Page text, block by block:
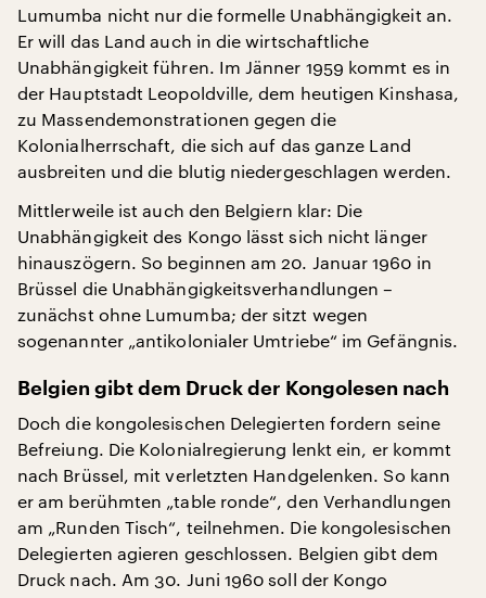
Lumumba nicht nur die formelle Unabhängigkeit an.
Er will das Land auch in die wirtschaftliche
Unabhängigkeit führen. Im Jänner 1959 kommt es in
der Hauptstadt Leopoldville, dem heutigen Kinshasa,
zu Massendemonstrationen gegen die
Kolonialherrschaft, die sich auf das ganze Land
ausbreiten und die blutig niedergeschlagen werden.
Mittlerweile ist auch den Belgiern klar: Die
Unabhängigkeit des Kongo lässt sich nicht länger
hinauszögern. So beginnen am 20. Januar 1960 in
Brüssel die Unabhängigkeitsverhandlungen –
zunächst ohne Lumumba; der sitzt wegen
sogenannter „antikolonialer Umtriebe“ im Gefängnis.
Belgien gibt dem Druck der Kongolesen nach
Doch die kongolesischen Delegierten fordern seine
Befreiung. Die Kolonialregierung lenkt ein, er kommt
nach Brüssel, mit verletzten Handgelenken. So kann
er am berühmten „table ronde“, den Verhandlungen
am „Runden Tisch“, teilnehmen. Die kongolesischen
Delegierten agieren geschlossen. Belgien gibt dem
Druck nach. Am 30. Juni 1960 soll der Kongo